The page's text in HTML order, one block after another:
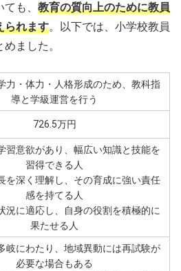
も、 教育の質向上のために教員
られます。以下では、小学校教員
ました。
力・体力・人格形成のため、教科指
導と学級運営を行う
726.5万円
習意欲があり、幅広い知識と技能を
習得できる人
を深く理解し、その育成に強い責任
感を持てる人
況に適応し、自身の役割を積極的に
果たせる人
岐にわたり、地域異動には再試験が
必要な場合もある